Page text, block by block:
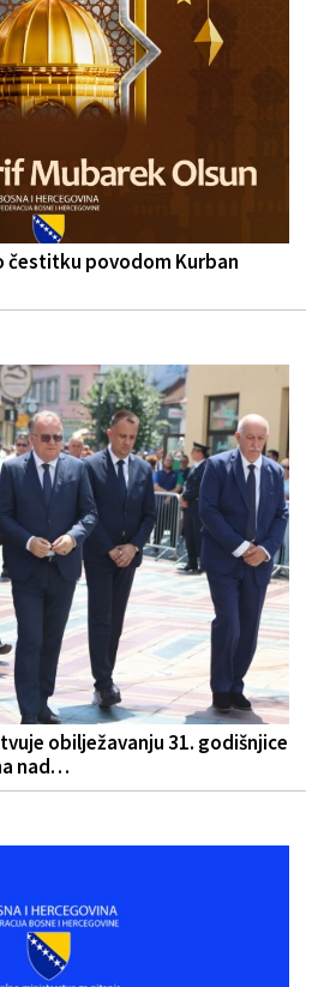
čestitku povodom Kurban
obilježavanju 31. godišnjice
nad…